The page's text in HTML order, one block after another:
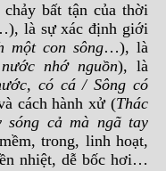
bất tận của thời
là sự xác định giới
một con sông…), là
nhớ nguồn), là
có cá / Sông có
cách hành xử (Thác
sóng cả mà ngã tay
trong, linh hoạt,
nhiệt, dễ bốc hơi…